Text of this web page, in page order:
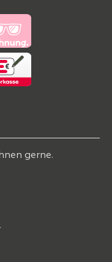
gerne.